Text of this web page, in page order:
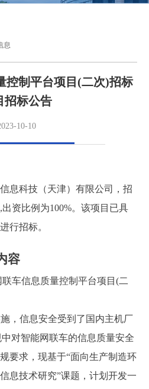
息
控制平台项目(二次)招标
招标公告
10-10
息科技（天津）有限公司
，招
资比例为100%。该项目已具
行招标。
容
联车信息质量控制平台项目(二
，信息安全受到了国内主机厂
对智能网联车的信息质量安全
要求，现基于“面向生产制造环
息技术研究”课题，计划开发一